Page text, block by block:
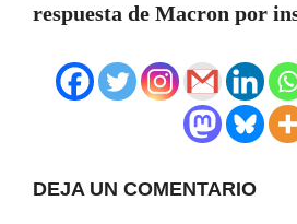
respuesta de Macron por
DEJA UN COMENTARIO